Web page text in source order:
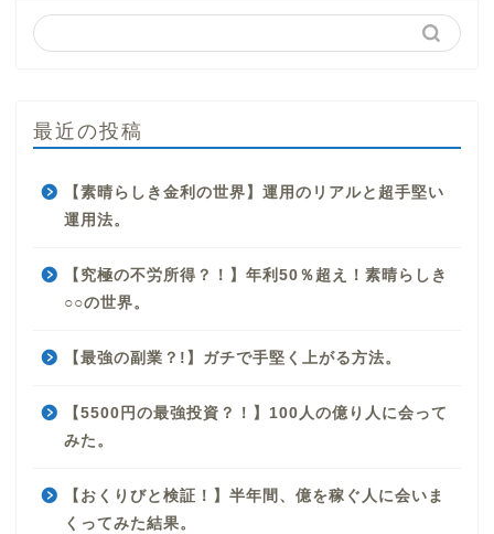
最近の投稿
【素晴らしき金利の世界】運用のリアルと超手堅い
運用法。
【究極の不労所得？！】年利50％超え！素晴らしき
○○の世界。
【最強の副業？!】ガチで手堅く上がる方法。
【5500円の最強投資？！】100人の億り人に会って
みた。
【おくりびと検証！】半年間、億を稼ぐ人に会いま
くってみた結果。